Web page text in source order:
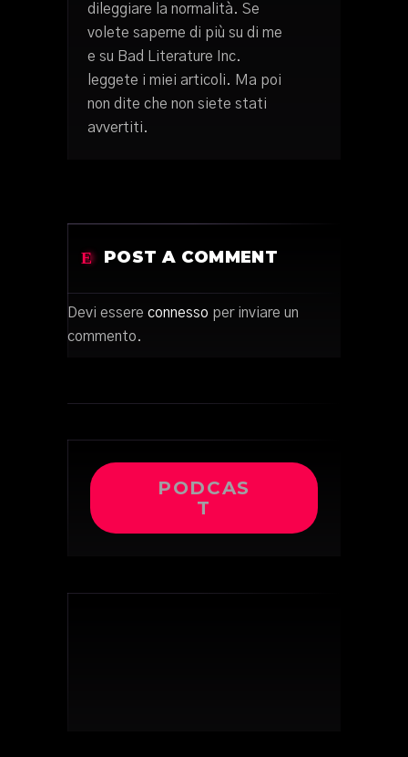
dileggiare la normalità. Se
volete saperne di più su di me
e su Bad Literature Inc.
leggete i miei articoli. Ma poi
non dite che non siete stati
avvertiti.
POST A COMMENT
Devi essere connesso per inviare un
commento.
PODCAS
T